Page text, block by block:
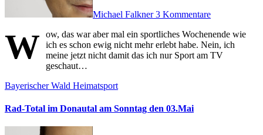
Michael Falkner3 Kommentare
W
ow, das war aber mal ein sportliches Wochenende wie
ich es schon ewig nicht mehr erlebt habe. Nein, ich
meine jetzt nicht damit das ich nur Sport am TV
geschaut…
Bayerischer Wald Heimatsport
Rad-Total im Donautal am Sonntag den 03.Mai